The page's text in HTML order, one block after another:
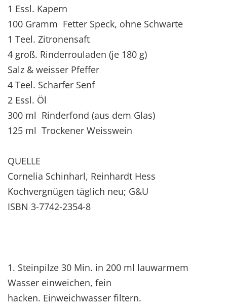
1 Essl. Kapern
100 Gramm Fetter Speck, ohne Schwarte
1 Teel. Zitronensaft
4 groß. Rinderrouladen (je 180 g)
Salz & weisser Pfeffer
4 Teel. Scharfer Senf
2 Essl. Öl
300 ml Rinderfond (aus dem Glas)
125 ml Trockener Weisswein
QUELLE
Cornelia Schinharl, Reinhardt Hess
Kochvergnügen täglich neu; G&U
ISBN 3-7742-2354-8
1. Steinpilze 30 Min. in 200 ml lauwarmem
Wasser einweichen, fein
hacken. Einweichwasser filtern.